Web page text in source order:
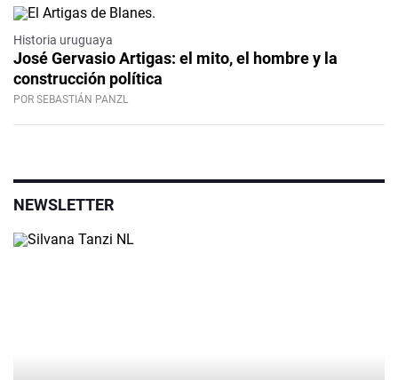
Historia uruguaya
José Gervasio Artigas: el mito, el hombre y la
construcción política
POR SEBASTIÁN PANZL
NEWSLETTER